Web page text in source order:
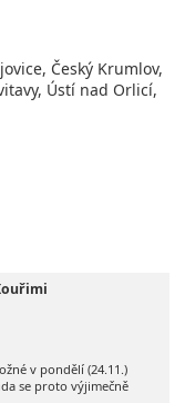
Český Krumlov,
Ústí nad Orlicí,
v pondělí (24.11.)
se proto výjimečně